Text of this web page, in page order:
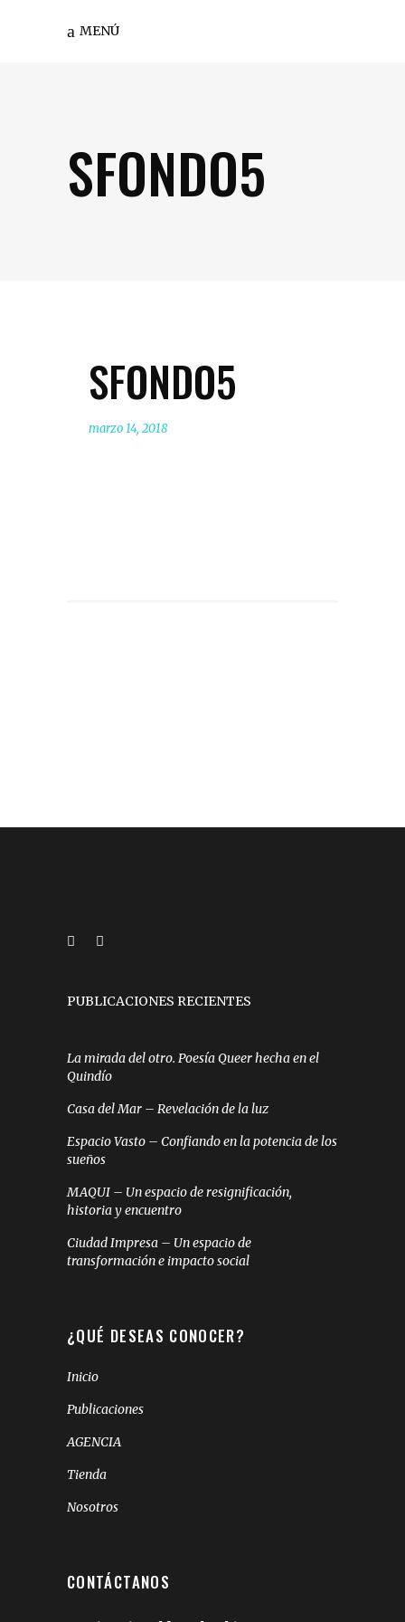
MENÚ
SFONDO5
SFONDO5
marzo 14, 2018
PUBLICACIONES RECIENTES
La mirada del otro. Poesía Queer hecha en el
Quindío
Casa del Mar – Revelación de la luz
Espacio Vasto – Confiando en la potencia de los
sueños
MAQUI – Un espacio de resignificación,
historia y encuentro
Ciudad Impresa – Un espacio de
transformación e impacto social
¿QUÉ DESEAS CONOCER?
Inicio
Publicaciones
AGENCIA
Tienda
Nosotros
CONTÁCTANOS